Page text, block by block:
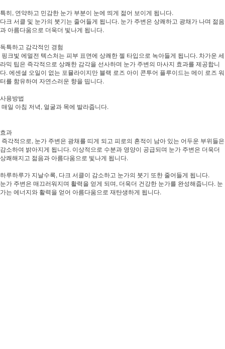
특히, 연약하고 민감한 눈가 부분이 눈에 띄게 젊어 보이게 됩니다.
다크 서클 및 눈가의 붓기는 줄어들게 됩니다. 눈가 주변은 상쾌하고 광채가 나며 젊음
과 아름다움으로 더욱더 빛나게 됩니다.
독특하고 감각적인 경험
핑크빛 에멀전 텍스처는 피부 표면에 상쾌한 젤 타입으로 녹아들게 됩니다. 차가운 세
라믹 팁은 즉각적으로 상쾌한 감각을 선사하며 눈가 주변의 마사지 효과를 제공합니
다. 에센셜 오일이 없는 포뮬라이지만 블랙 로즈 아이 콘투어 플루이드는 메이 로즈 워
터를 함유하여 자연스러운 향을 띱니다.
사용방법
매일 아침 저녁, 얼굴과 목에 발라줍니다.
효과
즉각적으로, 눈가 주변은 광채를 띠게 되고 피로의 흔적이 남아 있는 어두운 부위들은
감소하여 밝아지게 됩니다. 이상적으로 수분과 영양이 공급되며 눈가 주변은 더욱더
상쾌해지고 젊음과 아름다움으로 빛나게 됩니다.
하루하루가 지날수록, 다크 서클이 감소하고 눈가의 붓기 또한 줄어들게 됩니다.
눈가 주변은 매끄러워지며 활력을 얻게 되며, 더욱더 건강한 눈가를 완성해줍니다. 눈
가는 에너지와 활력을 얻어 아름다움으로 재탄생하게 됩니다.